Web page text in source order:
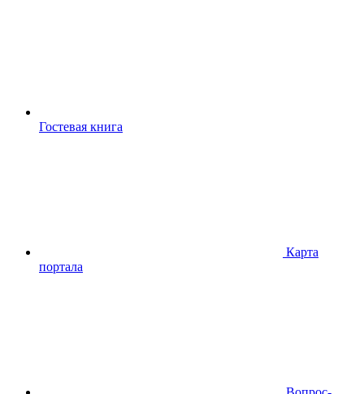
Гостевая книга
Карта
портала